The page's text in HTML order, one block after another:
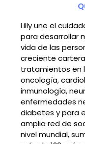
Lilly une el
para desarrollar
vida de las
creciente
tratamientos en
oncología,
inmunología,
enfermedades
diabetes y para
amplia red de
nivel mundial,